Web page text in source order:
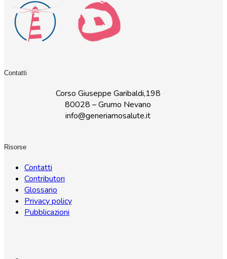
Contatti
Corso Giuseppe Garibaldi,198
80028 – Grumo Nevano
info@generiamosalute.it
Risorse
Contatti
Contributori
Glossario
Privacy policy
Pubblicazioni